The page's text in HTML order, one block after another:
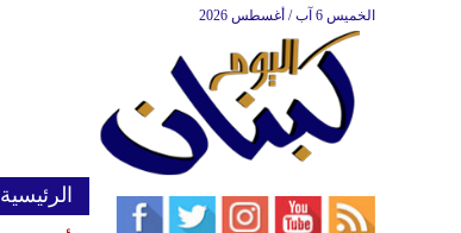
الخميس 6 آب / أغسطس 2026
الرئيسية